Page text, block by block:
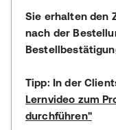
Sie erhalten den
nach der
Tipp: In der
Lernvideo zum
durchführen"